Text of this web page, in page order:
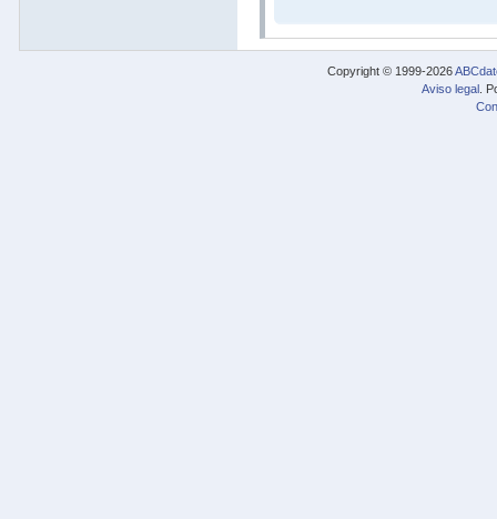
Copyright © 1999-2026
Aviso legal .